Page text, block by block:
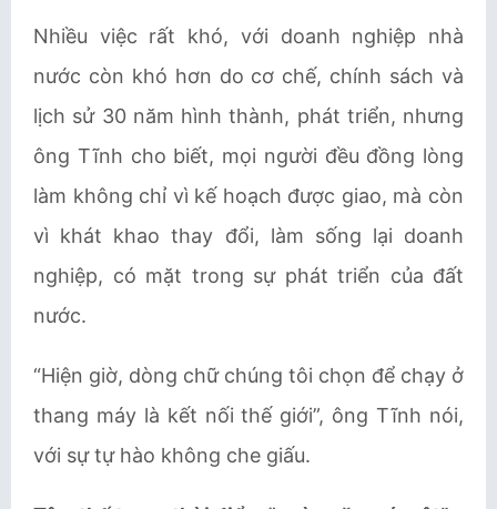
Nhiều việc rất khó, với doanh nghiệp nhà
nước còn khó hơn do cơ chế, chính sách và
lịch sử 30 năm hình thành, phát triển, nhưng
ông Tĩnh cho biết, mọi người đều đồng lòng
làm không chỉ vì kế hoạch được giao, mà còn
vì khát khao thay đổi, làm sống lại doanh
nghiệp, có mặt trong sự phát triển của đất
nước.
“Hiện giờ, dòng chữ chúng tôi chọn để chạy ở
thang máy là kết nối thế giới”, ông Tĩnh nói,
với sự tự hào không che giấu.